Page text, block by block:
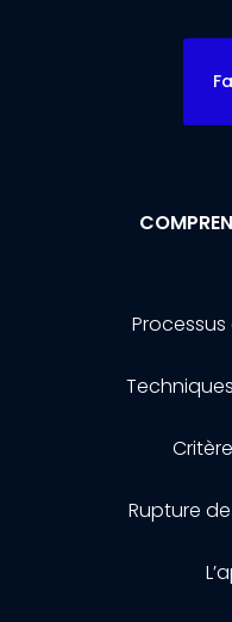
Rupture